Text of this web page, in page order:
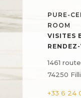
PURE-
ROOM
VISITES
1461
74250
+33 6 24